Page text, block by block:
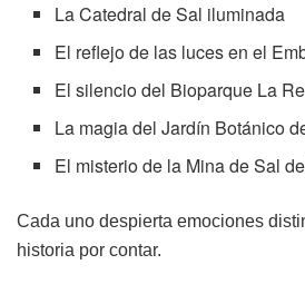
La Catedral de Sal iluminada
El reflejo de las luces en el
El silencio del Bioparque La
La magia del Jardín Botánico
El misterio de la Mina de Sal
Cada uno despierta emociones
historia por contar.